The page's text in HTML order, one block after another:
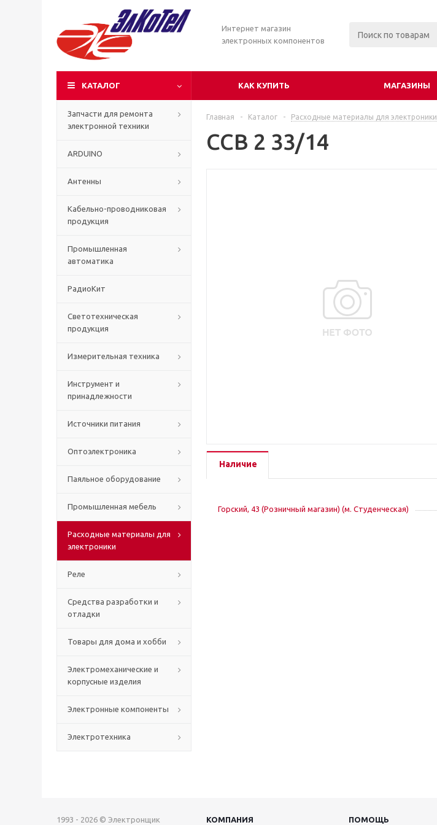
Интернет магазин
электронных компонентов
КАТАЛОГ КАК КУПИТЬ МАГАЗИНЫ
Запчасти для ремонта
электронной техники
ARDUINO
Антенны
Кабельно-проводниковая
продукция
Промышленная
автоматика
РадиоКит
Светотехническая
продукция
Измерительная техника
Инструмент и
принадлежности
Источники питания
Оптоэлектроника
Паяльное оборудование
Промышленная мебель
Расходные материалы для
электроники
Реле
Средства разработки и
отладки
Товары для дома и хобби
Электромеханические и
корпусные изделия
Электронные компоненты
Электротехника
Главная - Каталог - Расходные материалы для электроники
CCB 2 33/14
Наличие
Горский, 43 (Розничный магазин) (м. Студенческая)
1993 - 2026 © Электронщик КОМПАНИЯ ПОМОЩЬ